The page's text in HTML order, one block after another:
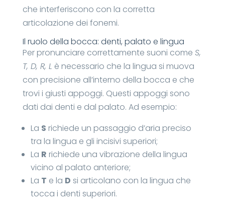
che interferiscono con la corretta
articolazione dei fonemi.
Il ruolo della bocca: denti, palato e lingua
Per pronunciare correttamente suoni come S,
T, D, R, L è necessario che la lingua si muova
con precisione all’interno della bocca e che
trovi i giusti appoggi. Questi appoggi sono
dati dai denti e dal palato. Ad esempio:
La S richiede un passaggio d’aria preciso
tra la lingua e gli incisivi superiori;
La R richiede una vibrazione della lingua
vicino al palato anteriore;
La T e la D si articolano con la lingua che
tocca i denti superiori.